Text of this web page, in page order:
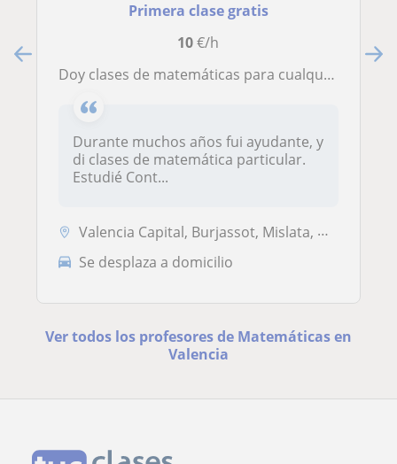
Primera clase gratis
10€/h
Doy clases de matemáticas para cualquier nivel, para apoyar el nivel del alumno
Durante muchos años fui ayudante, y
di clases de matemática particular.
Estudié Cont...
Valencia Capital, Burjassot, Mislata, Quart de Poblet, Xirivella
Se desplaza a domicilio
Ver todos los profesores de Matemáticas en
Valencia